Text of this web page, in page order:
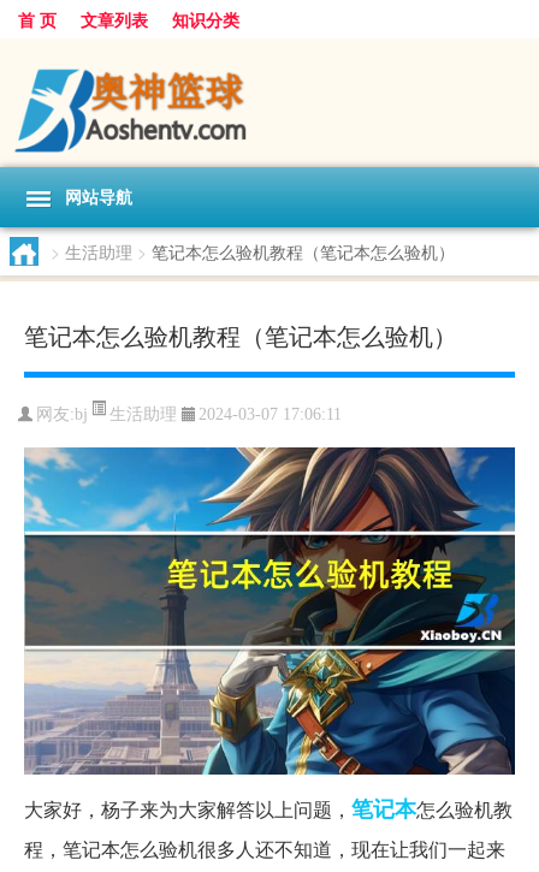
首 页 文章列表 知识分类
网站导航
> 生活助理 > 笔记本怎么验机教程（笔记本怎么验机）
笔记本怎么验机教程（笔记本怎么验机）
网友:bj 生活助理 2024-03-07 17:06:11
大家好，杨子来为大家解答以上问题， 笔记本怎么验机教
程，笔记本怎么验机很多人还不知道，现在让我们一起来